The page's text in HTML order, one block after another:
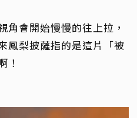
角會開始慢慢的往上拉，
鳳梨披薩指的是這片「被
！